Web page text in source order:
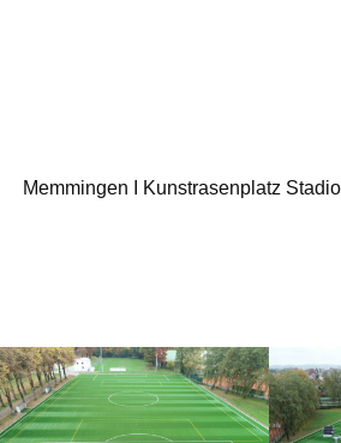
Mem­min­gen I Kunst­ra­sen­platz